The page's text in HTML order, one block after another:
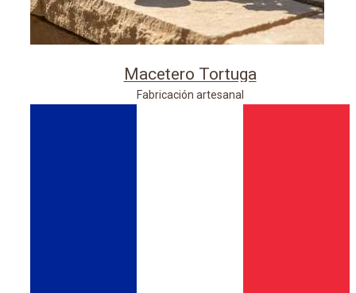
Macetero Tortuga
Fabricación artesanal